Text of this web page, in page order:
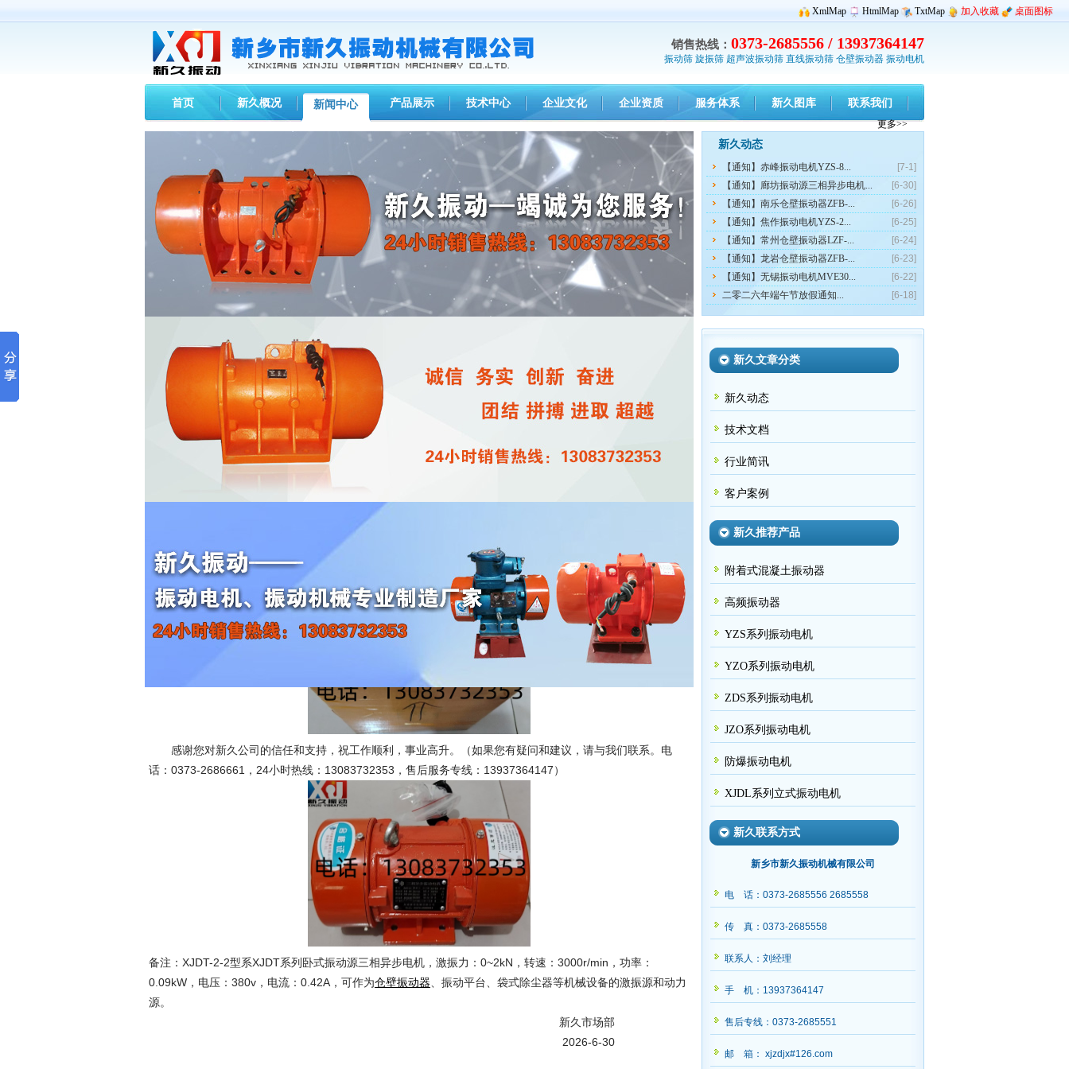
XmlMap HtmlMap TxtMap 加入收藏 桌面图标
销售热线： 0373-2685556 / 13937364147
振动筛 旋振筛 超声波振动筛 直线振动筛 仓壁振动器 振动电机
首页 新久概况 新闻中心 产品展示 技术中心 企业文化 企业资质 服务体系 新久图库 联系我们
新久动态
更多>>
[7-1]
【通知】赤峰振动电机YZS-8...
[6-30]
【通知】廊坊振动源三相异步电机...
[6-26]
【通知】南乐仓壁振动器ZFB-...
[6-25]
【通知】焦作振动电机YZS-2...
[6-24]
【通知】常州仓壁振动器LZF-...
[6-23]
【通知】龙岩仓壁振动器ZFB-...
[6-22]
【通知】无锡振动电机MVE30...
[6-18]
二零二六年端午节放假通知...
您现在的位置： >新闻中心>新久动态
【通知】廊坊振动源三相异步电机XJDT-2-2型(1台)已发出，请董经理
作者：xjzdjx 发表于： 188
T-2-2型振动源三相异步电机，已通过中通物流发出。运费、送货费、保价费
以及其它费用已付清，预计三日左右能到达。请保持手机畅通，注意查收。使用前请详细阅读振动源三相异步
电机使用维护说明书。
感谢您对新久公司的信任和支持，祝工作顺利，事业高升。（如果您有疑问和建议，请与我们联系。电
话：0373-2686661，24小时热线：13083732353，售后服务专线：13937364147）
备注：XJDT-2-2型系XJDT系列卧式振动源三相异步电机，激振力：0~2kN，转速：3000r/min，功率：
0.09kW，电压：380v，电流：0.42A，可作为仓壁振动器 、振动平台、袋式除尘器等机械设备的激振源和动力
源。
新久市场部
2026-6-30
新久文章分类
新久动态
技术文档
行业简讯
客户案例
新久推荐产品
附着式混凝土振动器
高频振动器
YZS系列振动电机
YZO系列振动电机
ZDS系列振动电机
JZO系列振动电机
防爆振动电机
XJDL系列立式振动电机
新久联系方式
新乡市新久振动机械有限公司
电 话：0373-2685556 2685558
传 真：0373-2685558
联系人：刘经理
手 机：13937364147
售后专线：0373-2685551
邮 箱： xjzdjx#126.com